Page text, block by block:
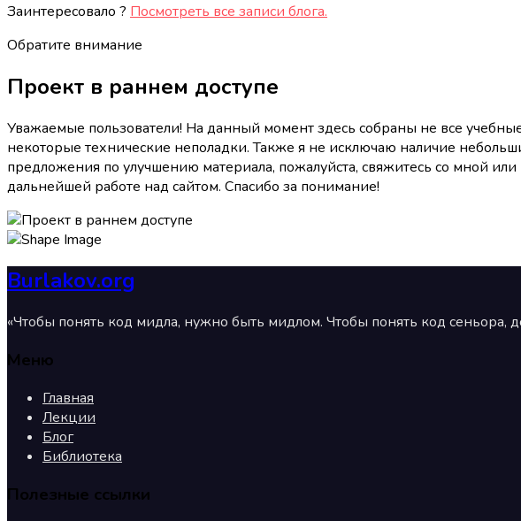
Заинтересовало ?​ Посмотреть все записи блога.
Обратите внимание
Проект в раннем доступе
Уважаемые пользователи! На данный момент здесь собраны не все
некоторые технические неполадки. Также я не исключаю наличие
предложения по улучшению материала, пожалуйста, свяжитесь со мной
дальнейшей работе над сайтом. Спасибо за понимание!
Burlakov.org
«Чтобы понять код мидла, нужно быть мидлом. Чтобы понять код сеньора,
Меню
Главная
Лекции
Блог
Библиотека
Полезные ссылки